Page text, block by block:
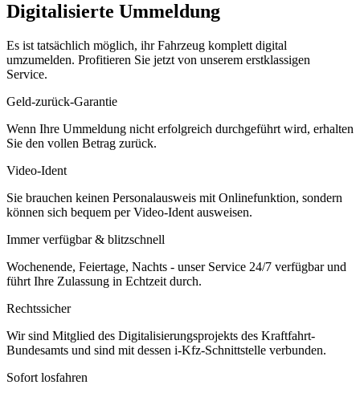
Digitalisierte Ummeldung
Es ist tatsächlich möglich, ihr Fahrzeug komplett digital
umzumelden. Profitieren Sie jetzt von unserem erstklassigen
Service.
Geld-zurück-Garantie
Wenn Ihre Ummeldung nicht erfolgreich durchgeführt wird, erhalten
Sie den vollen Betrag zurück.
Video-Ident
Sie brauchen keinen Personalausweis mit Onlinefunktion, sondern
können sich bequem per Video-Ident ausweisen.
Immer verfügbar & blitzschnell
Wochenende, Feiertage, Nachts - unser Service 24/7 verfügbar und
führt Ihre Zulassung in Echtzeit durch.
Rechtssicher
Wir sind Mitglied des Digitalisierungsprojekts des Kraftfahrt-
Bundesamts und sind mit dessen i-Kfz-Schnittstelle verbunden.
Sofort losfahren